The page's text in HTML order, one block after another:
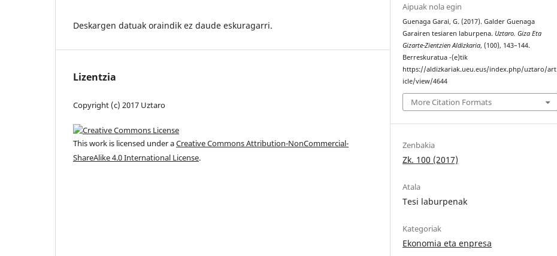
Deskargen datuak oraindik ez daude eskuragarri.
Lizentzia
Copyright (c) 2017 Uztaro
This work is licensed under aCreative Commons Attribution-NonCommercial-
ShareAlike 4.0 International License.
Aipuak nola egin
Guenaga Garai, G. (2017). Galder Guenaga
Garairen tesiaren laburpena. Uztaro. Giza Eta
Gizarte-Zientzien Aldizkaria, (100), 143–144.
Berreskuratua -(e)tik
https://aldizkariak.ueu.eus/index.php/uztaro/art
icle/view/4644
More Citation Formats
Zenbakia
Zk. 100 (2017)
Atala
Tesi laburpenak
Kategoriak
Ekonomia eta enpresa